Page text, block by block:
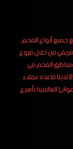
جميع أنواع الفحم
من خلال فروع
الفحم في
كولومبيا نعمل في مجال تصنيع الفحم منذ عام 2009 لدينا قاعده عملاء
العالمية بأسرع